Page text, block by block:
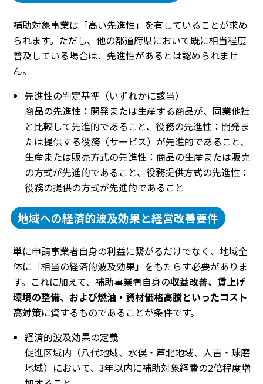
補助対象事業は「高い先進性」を有していることが求め
られます。ただし、他の都道府県において既に相当程度
普及している場合は、先進性があるとは認められませ
ん。
先進性の判定基準（いずれかに該当）
商品の先進性：開発または生産する商品が、同業他社
と比較して先進的であること、役務の先進性：開発ま
たは提供する役務（サービス）が先進的であること、
生産または販売方式の先進性：商品の生産または販売
の方式が先進的であること、役務提供方式の先進性：
役務の提供の方式が先進的であること
地域への経済的波及効果と経営改善要件
単に申請事業者自身の利益に繋がるだけでなく、地域全
体に「相当の経済的波及効果」をもたらす必要がありま
す。これに加えて、補助事業者自身の収益改善、賃上げ
環境の整備、および燃油・資材価格高騰といったコスト
高対策に資するものであることが条件です。
経済的波及効果の定義
促進区域内（八代地域、水俣・芦北地域、人吉・球磨
地域）において、3年以内に補助対象経費の2倍程度増